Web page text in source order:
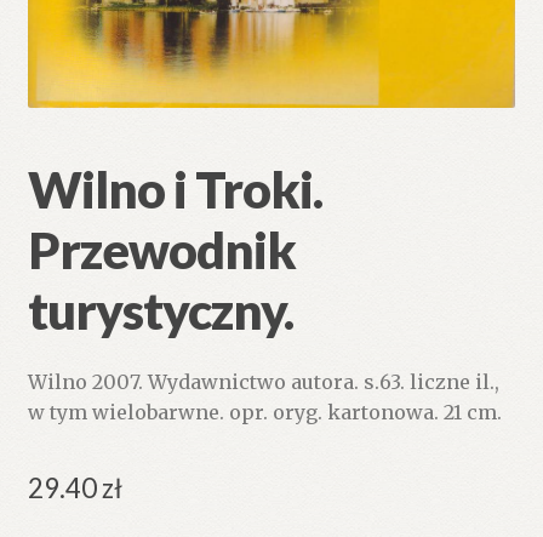
Wilno i Troki.
Przewodnik
turystyczny.
Wilno 2007. Wydawnictwo autora. s.63. liczne il.,
w tym wielobarwne. opr. oryg. kartonowa. 21 cm.
29.40zł